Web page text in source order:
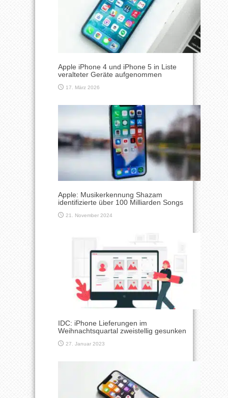
Apple iPhone 4 und iPhone 5 in Liste
veralteter Geräte aufgenommen
17. März 2026
Apple: Musikerkennung Shazam
identifizierte über 100 Milliarden Songs
21. November 2024
IDC: iPhone Lieferungen im
Weihnachtsquartal zweistellig gesunken
27. Januar 2023